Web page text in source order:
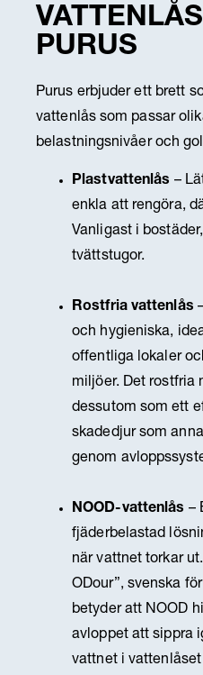
TILL
PURUS
Purus erbjuder ett brett
vattenlås som passar
belastningsnivåer och
Plastvattenlås –
enkla att rengöra,
Vanligast i
tvättstugor.
Rostfria vattenlås
och hygieniska,
offentliga lokaler
miljöer. Det rostfria
dessutom som ett
skadedjur som
genom
NOOD-vattenlås –
fjäderbelastad
när vattnet torkar
ODour”, svenska
betyder att NOOD
avloppet att sippra
vattnet i